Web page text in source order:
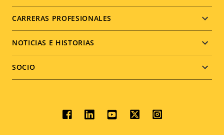
CARRERAS PROFESIONALES
NOTICIAS E HISTORIAS
SOCIO
Social